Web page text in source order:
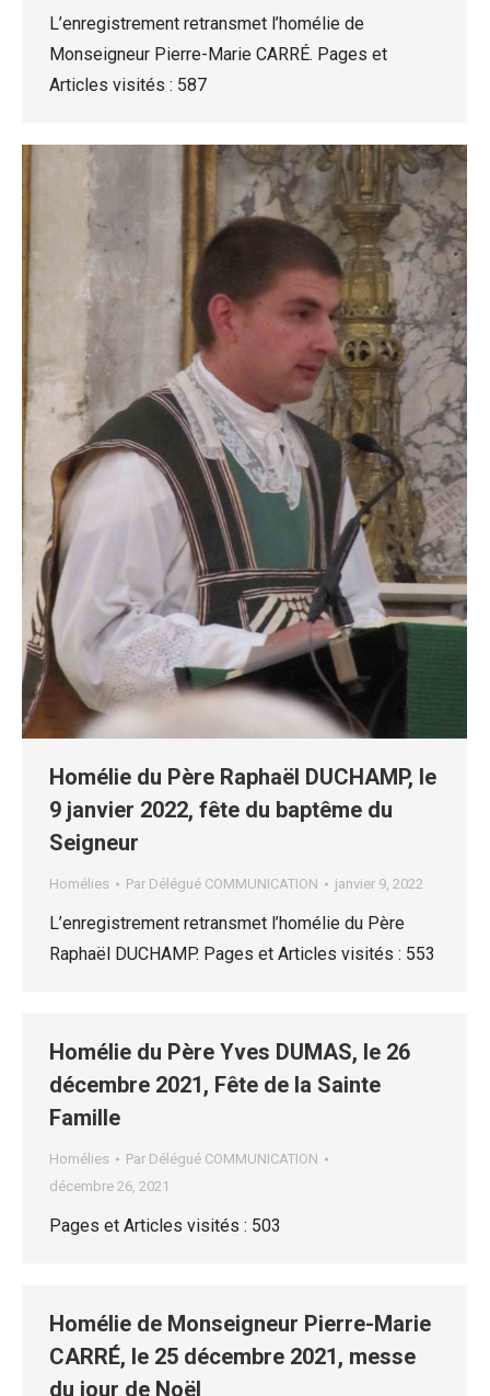
L’enregistrement retransmet l’homélie de
Monseigneur Pierre-Marie CARRÉ. Pages et
Articles visités : 587
Homélie du Père Raphaël DUCHAMP, le
9 janvier 2022, fête du baptême du
Seigneur
Homélies Par Délégué COMMUNICATION janvier 9, 2022
L’enregistrement retransmet l’homélie du Père
Raphaël DUCHAMP. Pages et Articles visités : 553
Homélie du Père Yves DUMAS, le 26
décembre 2021, Fête de la Sainte
Famille
Homélies Par Délégué COMMUNICATION
décembre 26, 2021
Pages et Articles visités : 503
Homélie de Monseigneur Pierre-Marie
CARRÉ, le 25 décembre 2021, messe
du jour de Noël